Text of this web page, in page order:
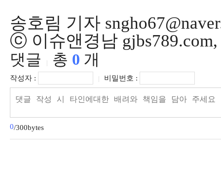
송호림 기자
ⓒ 이슈앤경남
댓글 총 0 개
작성자 : 비밀번호 :
0/300bytes